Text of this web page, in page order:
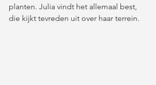
planten. Julia vindt het allemaal best,
die kijkt tevreden uit over haar terrein.